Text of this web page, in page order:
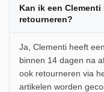
Kan ik een
retourneren?
Ja, Clementi heeft
binnen 14 dagen na
ook retourneren via
artikelen worden